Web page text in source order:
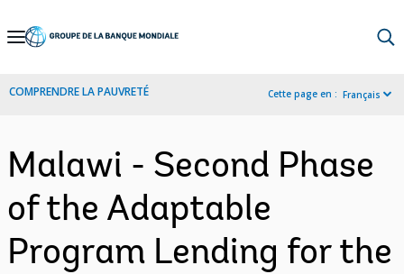
Skip
Navigation
COMPRENDRE LA PAUVRETÉ Cette page en : Français
Malawi - Second Phase
of the Adaptable
Program Lending for the